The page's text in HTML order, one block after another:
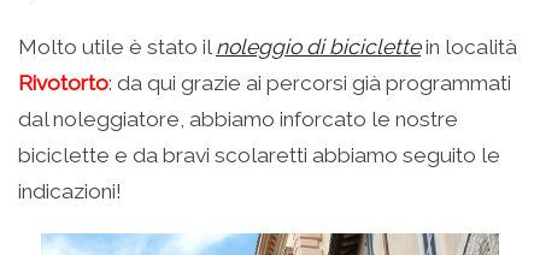
Molto utile è stato il noleggio di biciclettein località
Rivotorto: da qui grazie ai percorsi già programmati
dal noleggiatore, abbiamo inforcato le nostre
biciclette e da bravi scolaretti abbiamo seguito le
indicazioni!